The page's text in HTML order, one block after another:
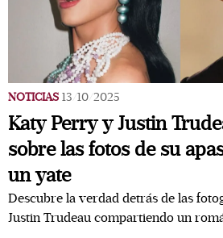
NOTICIAS 13/10/2025
Katy Perry y Justin
sobre las fotos de su
un yate
Descubre la verdad detrás de las
Justin Trudeau compartiendo un